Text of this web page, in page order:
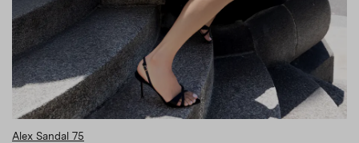
Alex Sandal 75